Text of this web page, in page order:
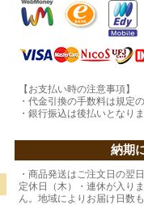
【お支払い時の注意事項】
・代金引換の手数料は規定
・銀行振込は後払いとなりま
納期
・商品発送はご注文日の翌
定休日（木）・連休が入り
ん。地域によりお届け日数